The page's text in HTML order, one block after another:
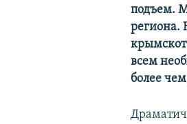
подъем.
региона.
всем
более